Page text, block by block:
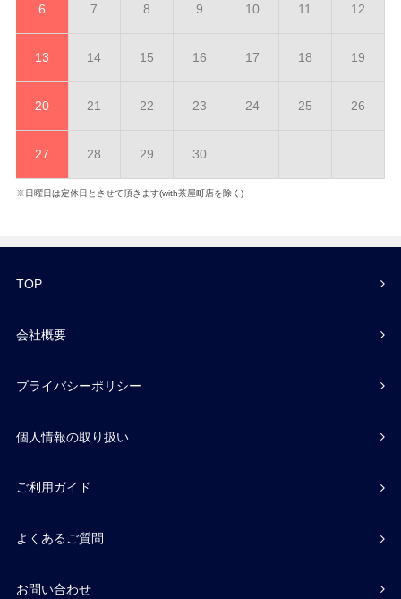
6 7 8 9 10 11 12
13 14 15 16 17 18 19
20 21 22 23 24 25 26
27 28 29 30
※日曜日は定休日とさせて頂きます(with茶屋町店を除く)
TOP
会社概要
プライバシーポリシー
個人情報の取り扱い
ご利用ガイド
よくあるご質問
お問い合わせ